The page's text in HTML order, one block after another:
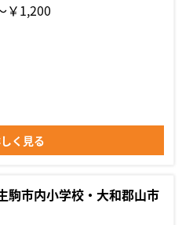
￥1,200
く見る
駒市内小学校・大和郡山市